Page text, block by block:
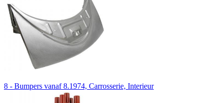
8 - Bumpers vanaf 8.1974, Carrosserie, Interieur